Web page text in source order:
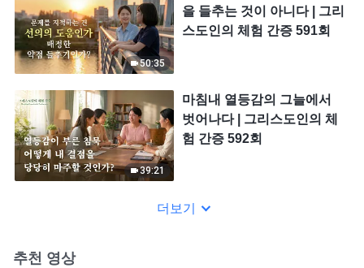
50:35
을 들추는 것이 아니다 | 그리
스도인의 체험 간증 591회
39:21
마침내 열등감의 그늘에서
벗어나다 | 그리스도인의 체
험 간증 592회
더보기
추천 영상